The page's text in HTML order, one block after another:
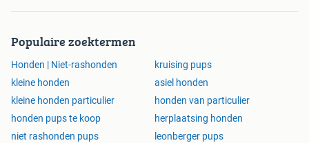
Populaire zoektermen
Honden | Niet-rashonden
kruising pups
kleine honden
asiel honden
kleine honden particulier
honden van particulier
honden pups te koop
herplaatsing honden
niet rashonden pups
leonberger pups